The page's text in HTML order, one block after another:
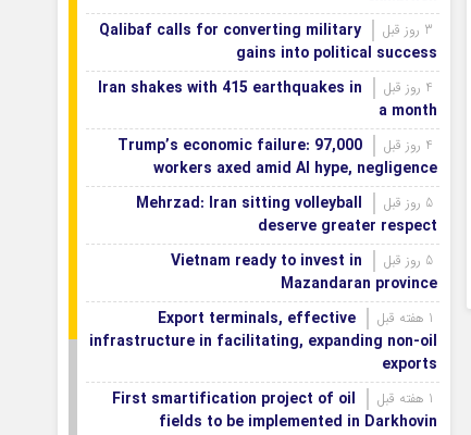
Qalibaf calls for converting military
gains into political success
Iran shakes with 415 earthquakes in
a month
Trump’s economic failure: 97,000
workers axed amid AI hype, negligence
Mehrzad: Iran sitting volleyball
deserve greater respect
Vietnam ready to invest in
Mazandaran province
Export terminals, effective
infrastructure in facilitating, expanding non-oil
exports
First smartification project of oil
fields to be implemented in Darkhovin